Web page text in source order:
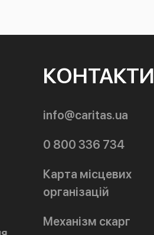
КОНТАКТИ
info@caritas.ua
0 800 336 734
Карта місцевих
організацій
Механізм скарг